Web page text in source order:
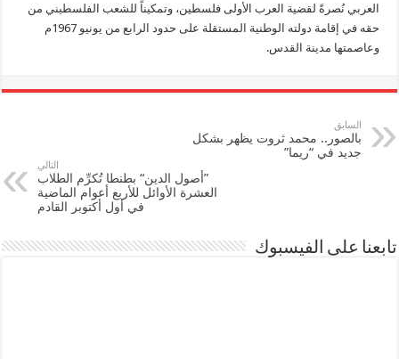
العربي نُصرةً لقضية العرب الأولى فلسطين، وتمكيناً للشعب الفلسطيني من
حقه في إقامة دولته الوطنية المستقلة على حدود الرابع من يونيو 1967م
وعاصمتها مدينة القدس.
السابق
بالصور.. محمد ثروت يظهر بشكل
جديد في “ريما”
التالي
”أصول الدين“ بطنطا تُكرِّم الطلاب
العشرة الأوائل للأربع أعوام الماضية
في أول أكتوبر القادم
تابعنا على الفيسبوك